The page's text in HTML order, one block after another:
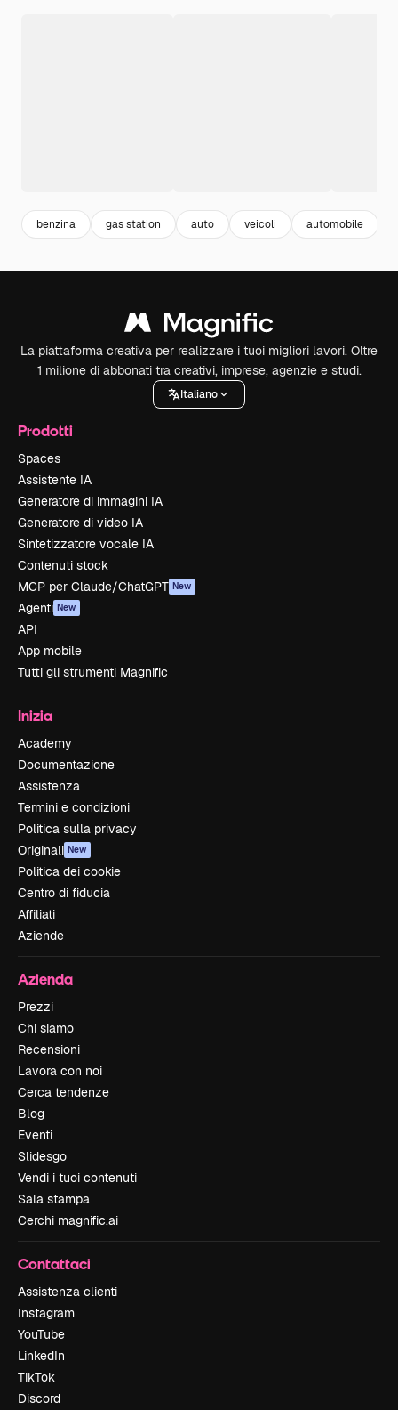
benzina gas station auto veicoli automobile
La piattaforma creativa per realizzare i tuoi migliori lavori. Oltre
1 milione di abbonati tra creativi, imprese, agenzie e studi.
Italiano
Prodotti
Spaces
Assistente IA
Generatore di immagini IA
Generatore di video IA
Sintetizzatore vocale IA
Contenuti stock
MCP per Claude/ChatGPT New
Agenti New
API
App mobile
Tutti gli strumenti Magnific
Inizia
Academy
Documentazione
Assistenza
Termini e condizioni
Politica sulla privacy
Originali New
Politica dei cookie
Centro di fiducia
Affiliati
Aziende
Azienda
Prezzi
Chi siamo
Recensioni
Lavora con noi
Cerca tendenze
Blog
Eventi
Slidesgo
Vendi i tuoi contenuti
Sala stampa
Cerchi magnific.ai
Contattaci
Assistenza clienti
Instagram
YouTube
LinkedIn
TikTok
Discord